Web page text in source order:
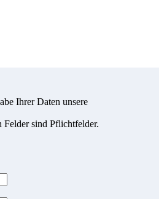
Ihrer Daten unsere
sind Pflichtfelder.